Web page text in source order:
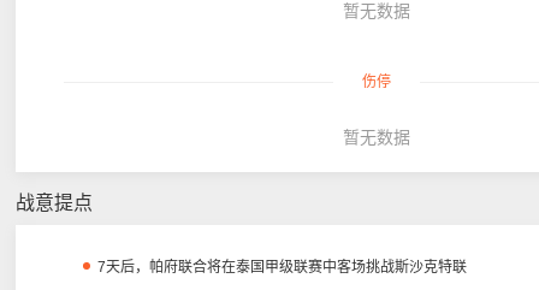
暂无数据
伤停
暂无数据
战意提点
7天后，帕府联合将在泰国甲级联赛中客场挑战斯沙克特联